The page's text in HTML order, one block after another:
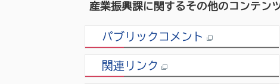
産業振興課に関するその他のコンテン
パブリックコメント
関連リンク